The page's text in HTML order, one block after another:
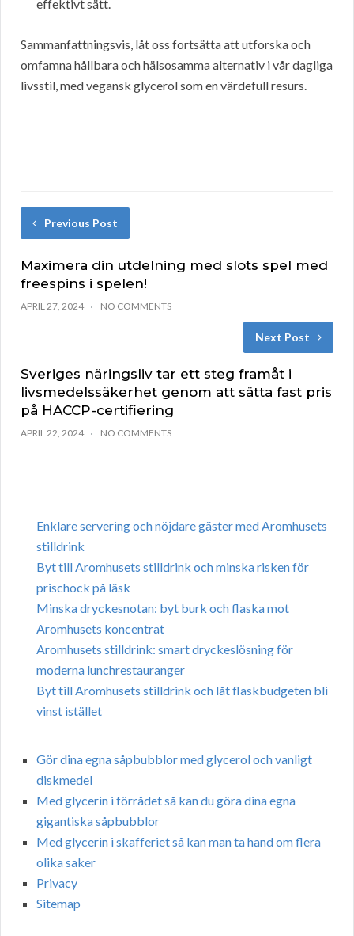
effektivt sätt.
Sammanfattningsvis, låt oss fortsätta att utforska och
omfamna hållbara och hälsosamma alternativ i vår dagliga
livsstil, med vegansk glycerol som en värdefull resurs.
Previous Post
Maximera din utdelning med slots spel med
freespins i spelen!
APRIL 27, 2024 NO COMMENTS
Next Post
Sveriges näringsliv tar ett steg framåt i
livsmedelssäkerhet genom att sätta fast pris
på HACCP-certifiering
APRIL 22, 2024 NO COMMENTS
Enklare servering och nöjdare gäster med Aromhusets
stilldrink
Byt till Aromhusets stilldrink och minska risken för
prischock på läsk
Minska dryckesnotan: byt burk och flaska mot
Aromhusets koncentrat
Aromhusets stilldrink: smart dryckeslösning för
moderna lunchrestauranger
Byt till Aromhusets stilldrink och låt flaskbudgeten bli
vinst istället
Gör dina egna såpbubblor med glycerol och vanligt
diskmedel
Med glycerin i förrådet så kan du göra dina egna
gigantiska såpbubblor
Med glycerin i skafferiet så kan man ta hand om flera
olika saker
Privacy
Sitemap